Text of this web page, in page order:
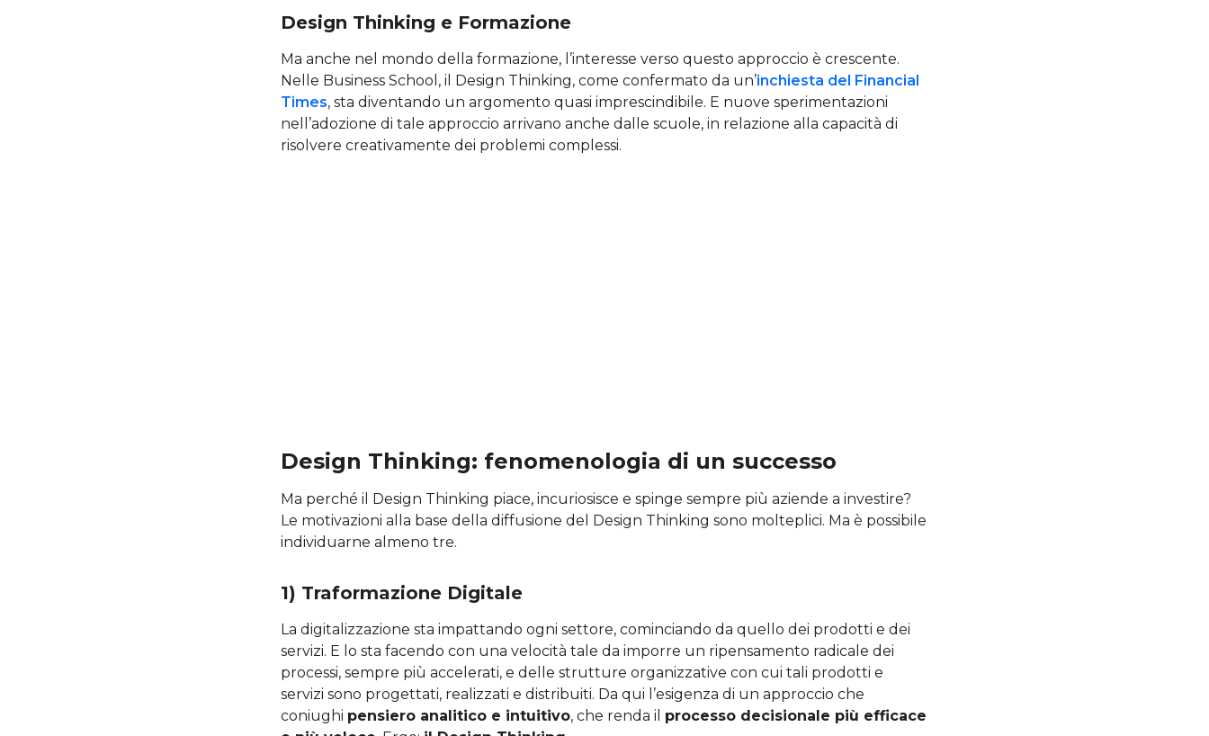
Design Thinking e Formazione
Ma anche nel mondo della formazione, l’interesse verso questo approccio è crescente.
Nelle Business School, il Design Thinking, come confermato da un’inchiesta del Financial
Times, sta diventando un argomento quasi imprescindibile. E nuove sperimentazioni
nell’adozione di tale approccio arrivano anche dalle scuole, in relazione alla capacità di
risolvere creativamente dei problemi complessi.
Design Thinking: fenomenologia di un successo
Ma perché il Design Thinking piace, incuriosisce e spinge sempre più aziende a investire?
Le motivazioni alla base della diffusione del Design Thinking sono molteplici. Ma è possibile
individuarne almeno tre.
1) Traformazione Digitale
La digitalizzazione sta impattando ogni settore, cominciando da quello dei prodotti e dei
servizi. E lo sta facendo con una velocità tale da imporre un ripensamento radicale dei
processi, sempre più accelerati, e delle strutture organizzative con cui tali prodotti e
servizi sono progettati, realizzati e distribuiti. Da qui l’esigenza di un approccio che
coniughi pensiero analitico e intuitivo, che renda il processo decisionale più efficace